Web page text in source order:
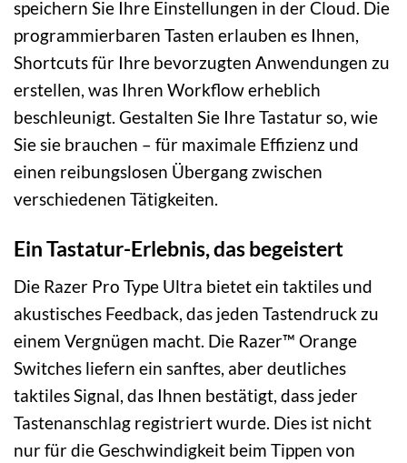
speichern Sie Ihre Einstellungen in der Cloud. Die
programmierbaren Tasten erlauben es Ihnen,
Shortcuts für Ihre bevorzugten Anwendungen zu
erstellen, was Ihren Workflow erheblich
beschleunigt. Gestalten Sie Ihre Tastatur so, wie
Sie sie brauchen – für maximale Effizienz und
einen reibungslosen Übergang zwischen
verschiedenen Tätigkeiten.
Ein Tastatur-Erlebnis, das begeistert
Die Razer Pro Type Ultra bietet ein taktiles und
akustisches Feedback, das jeden Tastendruck zu
einem Vergnügen macht. Die Razer™ Orange
Switches liefern ein sanftes, aber deutliches
taktiles Signal, das Ihnen bestätigt, dass jeder
Tastenanschlag registriert wurde. Dies ist nicht
nur für die Geschwindigkeit beim Tippen von